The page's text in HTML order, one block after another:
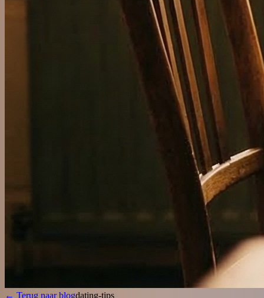
← Terug naar blogdating-tips